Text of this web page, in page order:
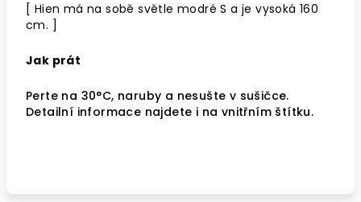
[ Hien má na sobě světle modré S a je vysoká 160
cm. ]
Jak prát
Perte na 30°C, naruby a nesušte v sušičce.
Detailní informace najdete i na vnitřním štítku.